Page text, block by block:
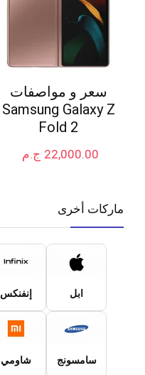
سعر و مواصفات
Samsung Galaxy Z
Fold 2
ج.م 22,000.00
ماركات أخرى
ابل إنفنكس
سامسونج شاومي